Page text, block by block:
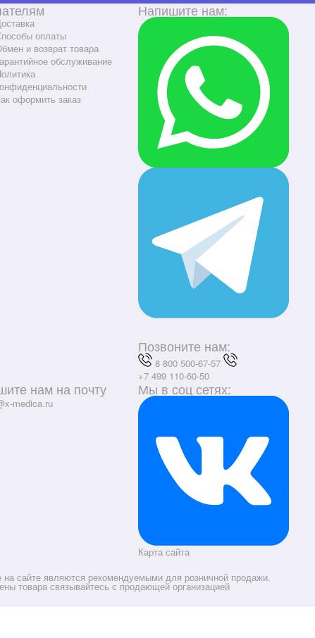
Напишите нам:
Позвоните нам:
8 800 500-67-57
+7 499 110-60-50
оплаты
и возврат товара
обслуживание
оформить заказ
нам на почту
medica.ru
Мы в соц сетях:
Карта сайта
сайте являются рекомендуемыми для розничной продажи.
товара связывайтесь с продающей организацией